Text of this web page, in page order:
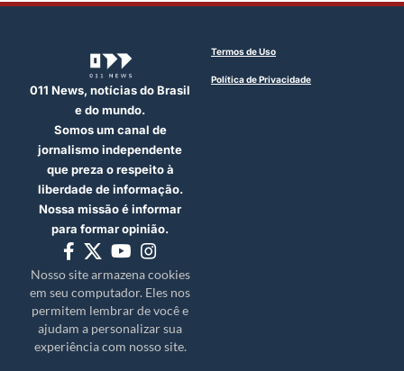
011 News, notícias do Brasil
e do mundo.
Somos um canal de
jornalismo independente
que preza o respeito à
liberdade de informação.
Nossa missão é informar
para formar opinião.
Nosso site armazena cookies
em seu computador. Eles nos
permitem lembrar de você e
ajudam a personalizar sua
experiência com nosso site.
Termos de Uso
Política de Privacidade